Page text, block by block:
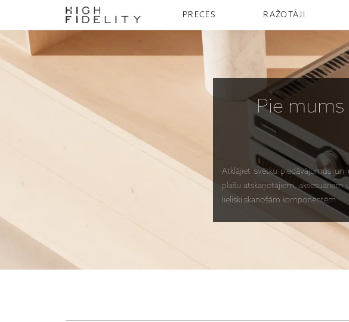
PRECES RAŽOTĀJI
Pie mums
Atklājiet svētku piedāvājumus un
plašu atskaņotājiem,
lieliski skanošām komponentēm